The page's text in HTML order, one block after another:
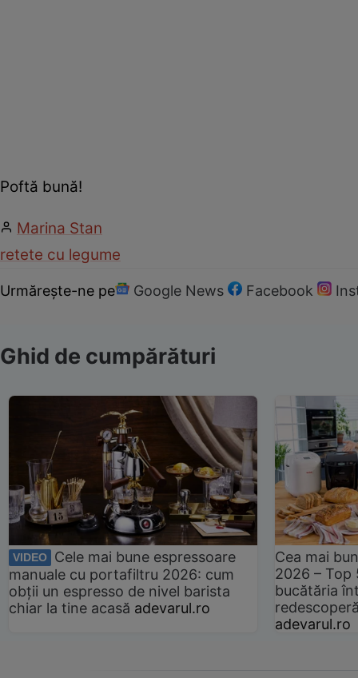
Poftă bună!
Marina Stan
retete cu legume
Urmărește-ne pe Google News Facebook
Ghid de cumpărături
VIDEO
Cele mai bune espressoare
manuale cu portafiltru 2026: cum
obții un espresso de nivel barista
chiar la tine acasă adevarul.ro
Cea mai
2026 –
bucătăria
adevarul.ro